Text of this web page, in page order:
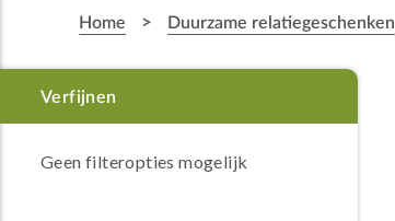
Home > Duurzame relatiegeschenken
Geen filteropties mogelijk